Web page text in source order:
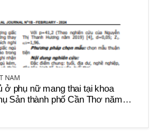
NAM
ở phụ nữ mang thai tại khoa
Sản thành phố Cần Thơ năm